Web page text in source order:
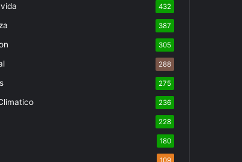
432
387
305
288
275
236
228
180
109